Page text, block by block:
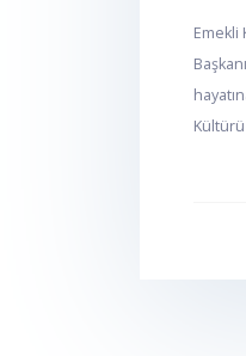
Emekli